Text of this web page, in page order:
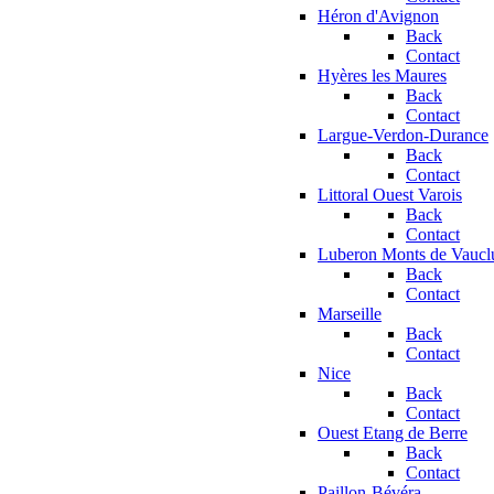
Héron d'Avignon
Back
Contact
Hyères les Maures
Back
Contact
Largue-Verdon-Durance
Back
Contact
Littoral Ouest Varois
Back
Contact
Luberon Monts de
Back
Contact
Marseille
Back
Contact
Nice
Back
Contact
Ouest Etang de Berre
Back
Contact